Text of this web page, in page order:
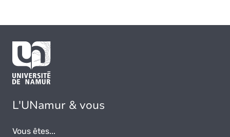
L'UNamur & vous
Vous êtes...